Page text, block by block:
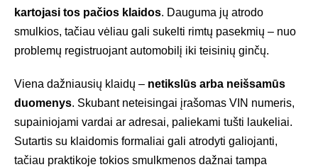
kartojasi tos pačios klaidos. Dauguma jų atrodo
smulkios, tačiau vėliau gali sukelti rimtų pasekmių – nuo
problemų registruojant automobilį iki teisinių ginčų.
Viena dažniausių klaidų – netikslūs arba neišsamūs
duomenys. Skubant neteisingai įrašomas VIN numeris,
supainiojami vardai ar adresai, paliekami tušti laukeliai.
Sutartis su klaidomis formaliai gali atrodyti galiojanti,
tačiau praktikoje tokios smulkmenos dažnai tampa